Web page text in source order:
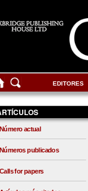
EDITORES
Número actual
Números publicados
Calls for papers